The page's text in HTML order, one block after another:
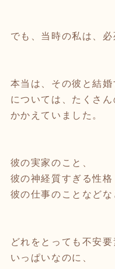
でも、当時の私は、必
本当は、その彼と結婚
については、たくさん
かかえていました。
彼の実家のこと、
彼の神経質すぎる性格
彼の仕事のことなどな
どれをとっても不安要
いっぱいなのに、